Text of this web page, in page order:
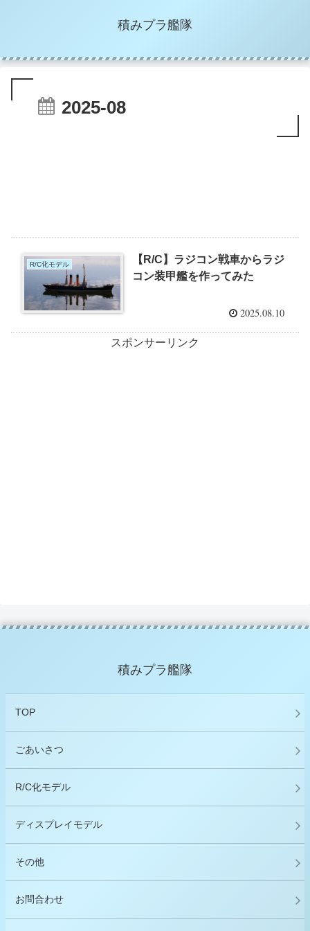
積みプラ艦隊
2025-08
R/C化モデル
【R/C】ラジコン戦車からラジ
コン装甲艦を作ってみた
2025.08.10
スポンサーリンク
積みプラ艦隊
TOP
ごあいさつ
R/C化モデル
ディスプレイモデル
その他
お問合わせ